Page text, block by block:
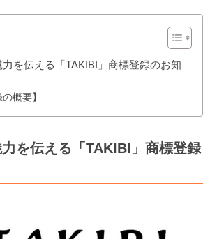
を伝える「TAKIBI」商標登録のお知
概要】
を伝える「TAKIBI」商標登録